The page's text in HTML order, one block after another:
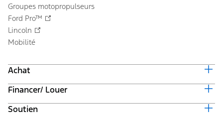
Groupes motopropulseurs
Ford Pro™
Lincoln
Mobilité
Achat
Équiper et obtenir un prix
Offres en cours
Suivi de commande automobile
Financer/ Louer
Valeur du véhicule d'échange
Soutien